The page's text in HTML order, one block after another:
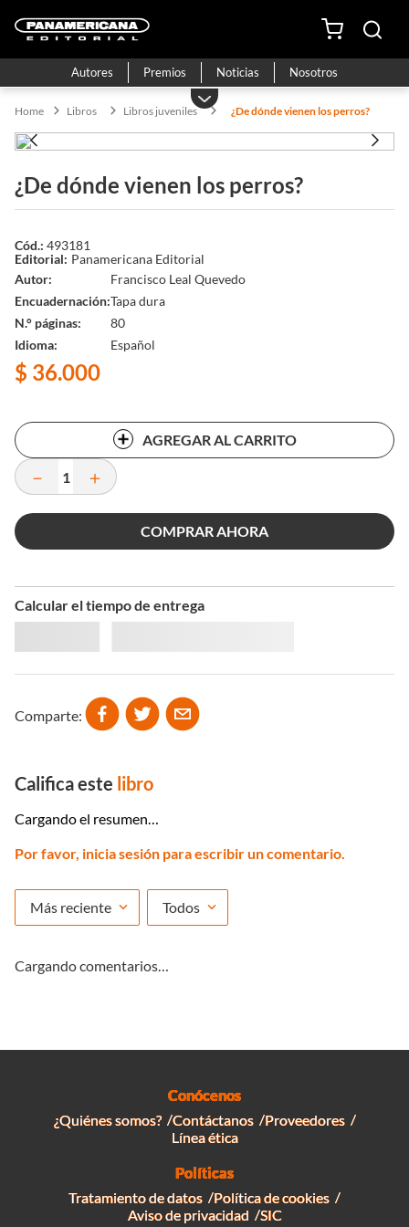
Autores Premios Noticias Nosotros
Libros Libros juveniles ¿De dónde vienen los perros?
¿De dónde vienen los perros?
Panamericana Editorial
493181
Autor
Encuadernación
N.° páginas
Idioma
Francisco Leal Quevedo
Tapa dura
80
Español
$ 36.000
AGREGAR AL CARRITO
＋
－
COMPRAR AHORA
Calcular el tiempo de entrega
Comparte
Califica este libro
Cargando el resumen…
Por favor, inicia sesión para escribir un comentario.
Más reciente Todos
Cargando comentarios…
Conócenos
¿Quiénes somos?
Contáctanos
Proveedores
Línea ética
Políticas
Tratamiento de datos
Política de cookies
Aviso de privacidad
SIC